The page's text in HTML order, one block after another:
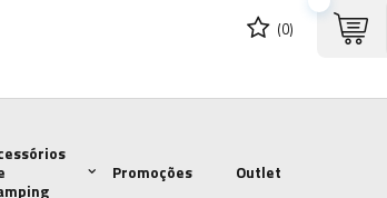
(0)
Promoções Outlet